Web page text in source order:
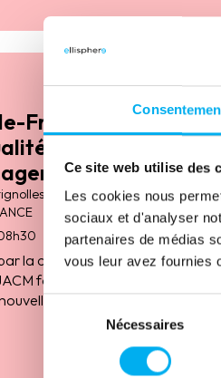
Ce site web utilise des
Les cookies nous
sociaux et d'analyser
partenaires de médias
vous leur avez fournies
consentement
Nécessaires
France – Journée
Credit
18 rue de la condamine
la communauté des Credit
font leur grand retour en
tournée dans 11 villes
En savoir plus